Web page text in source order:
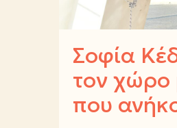
Σοφία
τον χώρο
που